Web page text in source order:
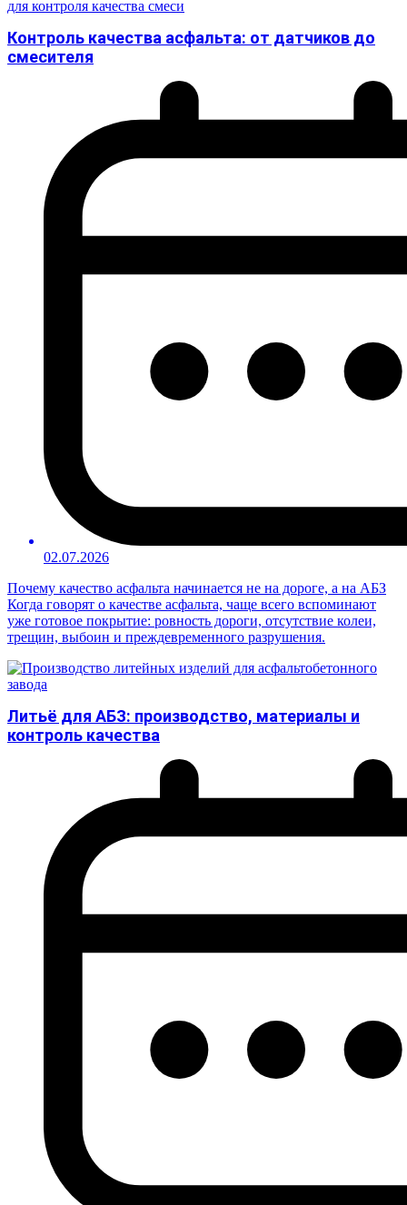
Контроль качества асфальта: от датчиков до
смесителя
02.07.2026
Почему качество асфальта начинается не на дороге, а на АБЗ
Когда говорят о качестве асфальта, чаще всего вспоминают
уже готовое покрытие: ровность дороги, отсутствие колеи,
трещин, выбоин и преждевременного разрушения.
Литьё для АБЗ: производство, материалы и
контроль качества